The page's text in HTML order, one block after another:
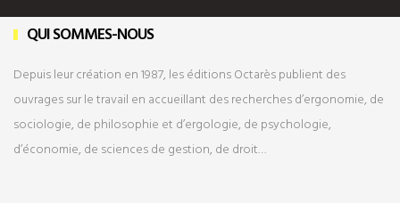
QUI SOMMES-NOUS
Depuis leur création en 1987, les éditions Octarès publient des
ouvrages sur le travail en accueillant des recherches d’ergonomie, de
sociologie, de philosophie et d’ergologie, de psychologie,
d’économie, de sciences de gestion, de droit…